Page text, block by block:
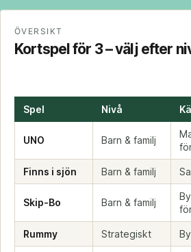
ÖVERSIKT
Kortspel för 3 – välj efter
Spel Nivå
UNO Barn & familj
Finns i sjön Barn & familj
Skip-Bo Barn & familj
Rummy Strategiskt